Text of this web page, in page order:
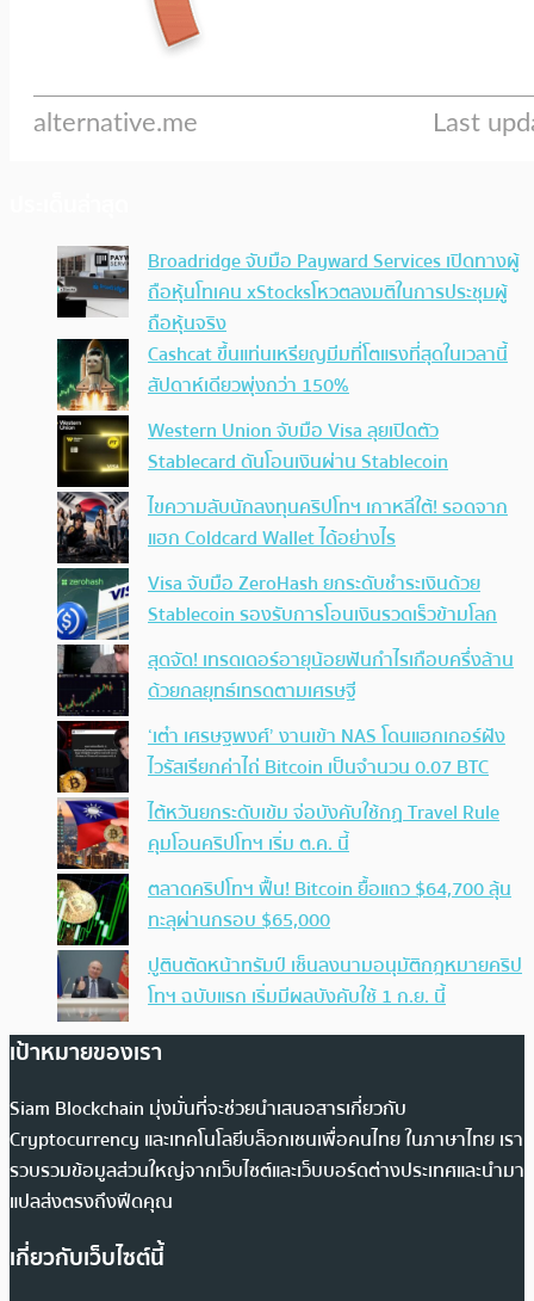
Broadridge จับมือ Payward Services เปิดทางผู้
ถือหุ้นโทเคน xStocksโหวตลงมติในการประชุมผู้
ถือหุ้นจริง
Cashcat ขึ้นแท่นเหรียญมีมที่โตแรงที่สุดในเวลานี้
สัปดาห์เดียวพุ่งกว่า 150%
Western Union จับมือ Visa ลุยเปิดตัว
Stablecard ดันโอนเงินผ่าน Stablecoin
ไขความลับนักลงทุนคริปโทฯ เกาหลีใต้! รอดจาก
แฮก Coldcard Wallet ได้อย่างไร
Visa จับมือ ZeroHash ยกระดับชำระเงินด้วย
Stablecoin รองรับการโอนเงินรวดเร็วข้ามโลก
สุดจัด! เทรดเดอร์อายุน้อยฟันกำไรเกือบครึ่งล้าน
ด้วยกลยุทธ์เทรดตามเศรษฐี
‘เต๋า เศรษฐพงศ์’ งานเข้า NAS โดนแฮกเกอร์ฝัง
ไวรัสเรียกค่าไถ่ Bitcoin เป็นจำนวน 0.07 BTC
ไต้หวันยกระดับเข้ม จ่อบังคับใช้กฏ Travel Rule
คุมโอนคริปโทฯ เริ่ม ต.ค. นี้
ตลาดคริปโทฯ ฟื้น! Bitcoin ยื้อแถว $64,700 ลุ้น
ทะลุผ่านกรอบ $65,000
ปูตินตัดหน้าทรัมป์ เซ็นลงนามอนุมัติกฎหมายคริป
โทฯ ฉบับแรก เริ่มมีผลบังคับใช้ 1 ก.ย. นี้
เป้าหมายของเรา
Siam Blockchain มุ่งมั่นที่จะช่วยนำเสนอสารเกี่ยวกับ
Cryptocurrency และเทคโนโลยีบล็อกเชนเพื่อคนไทย ในภาษาไทย เรา
รวบรวมข้อมูลส่วนใหญ่จากเว็บไซต์และเว็บบอร์ดต่างประเทศและนำมา
แปลส่งตรงถึงฟีดคุณ
เกี่ยวกับเว็บไซต์นี้